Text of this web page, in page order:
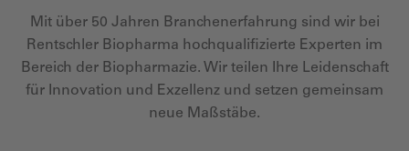
Mit über 50 Jahren Branchenerfahrung sind wir bei
Rentschler Biopharma hochqualifizierte Experten im
Bereich der Biopharmazie. Wir teilen Ihre Leidenschaft
für Innovation und Exzellenz und setzen gemeinsam
neue Maßstäbe.